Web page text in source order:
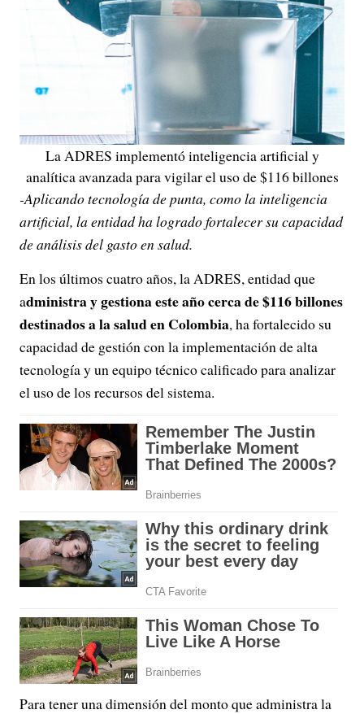
La ADRES implementó inteligencia artificial y
analítica avanzada para vigilar el uso de $116 billones
-Aplicando tecnología de punta, como la inteligencia
artificial, la entidad ha logrado fortalecer su capacidad
de análisis del gasto en salud.
En los últimos cuatro años, la ADRES, entidad que
administra y gestiona este año cerca de $116 billones
destinados a la salud en Colombia, ha fortalecido su
capacidad de gestión con la implementación de alta
tecnología y un equipo técnico calificado para analizar
el uso de los recursos del sistema.
Para tener una dimensión del monto que administra la